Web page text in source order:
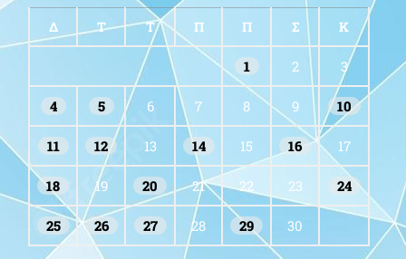
Δ Τ Τ Π Π Σ Κ
1 2 3
4 5 6 7 8 9 10
11 12 13 14 15 16 17
18 19 20 21 22 23 24
25 26 27 28 29 30